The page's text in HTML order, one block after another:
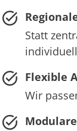
Statt
Flexible
Wir